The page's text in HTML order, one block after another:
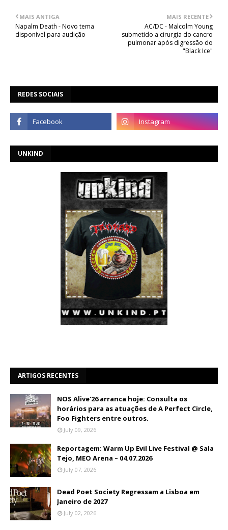
MAIS RECENTE
AC/DC - Malcolm Young
submetido a cirurgia do cancro
pulmonar após digressão do
"Black Ice"
MAIS ANTIGA
Napalm Death - Novo tema
disponível para audição
REDES SOCIAIS
UNKIND
ARTIGOS RECENTES
NOS Alive'26 arranca hoje: Consulta os
horários para as atuações de A Perfect Circle,
Foo Fighters entre outros.
July 09, 2026
Reportagem: Warm Up Evil Live Festival @ Sala
Tejo, MEO Arena – 04.07.2026
July 07, 2026
Dead Poet Society Regressam a Lisboa em
Janeiro de 2027
July 02, 2026